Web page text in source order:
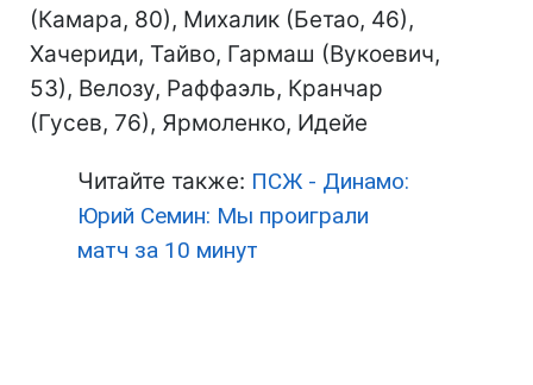
(Камара, 80), Михалик (Бетао, 46),
Хачериди, Тайво, Гармаш (Вукоевич,
53), Велозу, Раффаэль, Кранчар
(Гусев, 76), Ярмоленко, Идейе
Читайте также: ПСЖ - Динамо:
Юрий Семин: Мы проиграли
матч за 10 минут